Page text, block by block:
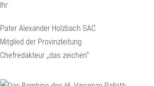
Ihr
Pater Alexander Holzbach SAC
Mitglied der Provinzleitung
Chefredakteur „das zeichen“